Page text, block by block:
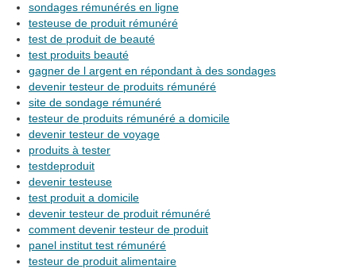
sondages rémunérés en ligne
testeuse de produit rémunéré
test de produit de beauté
test produits beauté
gagner de l argent en répondant à des sondages
devenir testeur de produits rémunéré
site de sondage rémunéré
testeur de produits rémunéré a domicile
devenir testeur de voyage
produits à tester
testdeproduit
devenir testeuse
test produit a domicile
devenir testeur de produit rémunéré
comment devenir testeur de produit
panel institut test rémunéré
testeur de produit alimentaire